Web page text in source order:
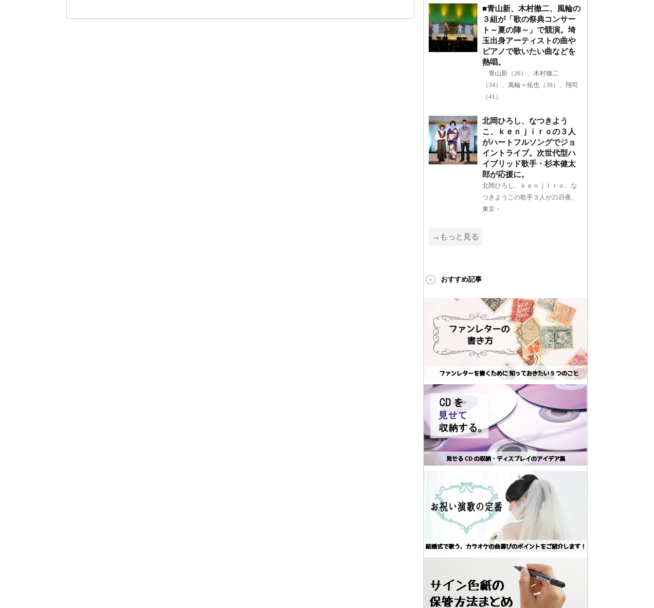
■青山新、木村徹二、風輪の
３組が「歌の祭典コンサー
ト～夏の陣～」で競演。埼
玉出身アーティストの曲や
ピアノで歌いたい曲などを
熱唱。
青山新（26）、木村徹二
（34）、風輪＝拓也（39）、翔司
（41）
北岡ひろし、なつきよう
こ、ｋｅｎｊｉｒｏの３人
がハートフルソングでジョ
イントライブ。次世代型ハ
イブリッド歌手・杉本健太
郎が応援に。
北岡ひろし、ｋｅｎｊｉｒｏ、な
つきようこの歌手３人が25日夜、
東京・
→もっと見る
おすすめ記事